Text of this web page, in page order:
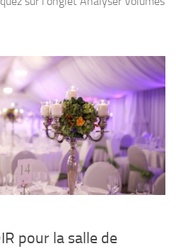
pour la salle de